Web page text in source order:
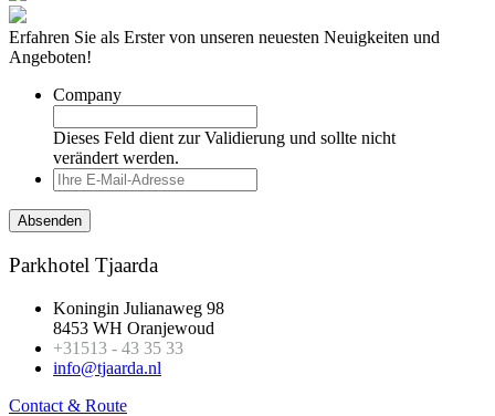
Erfahren Sie als Erster von unseren neuesten Neuigkeiten und
Angeboten!
Company
Dieses Feld dient zur Validierung und sollte nicht
verändert werden.
Parkhotel Tjaarda
Koningin Julianaweg 98
8453 WH Oranjewoud
+31513 - 43 35 33
info@tjaarda.nl
Contact & Route